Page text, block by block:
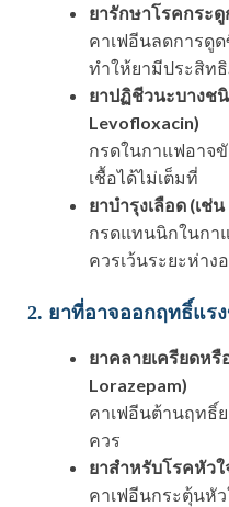
ยารักษาโรคกระ
คาเฟอีนลดการดู
ทำให้ยามีประสิท
ยาปฏิชีวนะบางช
Levofloxacin)
กรดในกาแฟอาจ
เชื้อได้ไม่เต็มที่
ยาบำรุงเลือด (เช่
กรดแทนนิกในกา
ควรเว้นระยะห่าง
2. ยาที่อาจออกฤทธิ์แร
ยาคลายเครียดหรื
Lorazepam)
คาเฟอีนต้านฤทธิ์
ควร
ยาสำหรับโรคหัว
คาเฟอีนกระตุ้นหั